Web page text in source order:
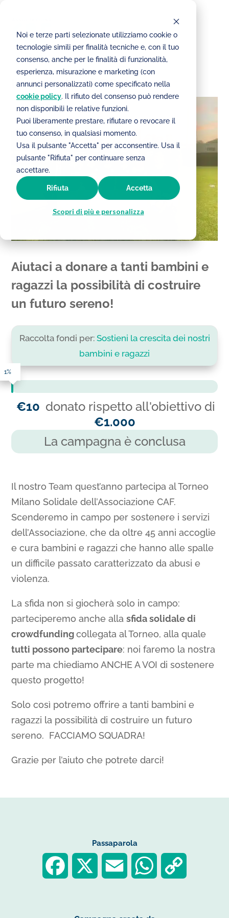
Noi e terze parti selezionate utilizziamo cookie o
tecnologie simili per finalità tecniche e, con il tuo
consenso, anche per le finalità di funzionalità,
esperienza, misurazione e marketing (con
annunci personalizzati) come specificato nella
cookie policy. Il rifiuto del consenso può rendere
non disponibili le relative funzioni.
Puoi liberamente prestare, rifiutare o revocare il
tuo consenso, in qualsiasi momento.
Usa il pulsante "Accetta" per acconsentire. Usa il
pulsante "Rifiuta" per continuare senza
accettare.
Scopri di più e personalizza
Accetta
Rifiuta
La squadra di RSM
Aiutaci a donare a tanti bambini e
ragazzi la possibilità di costruire
un futuro sereno!
Raccolta fondi per: Sostieni la crescita dei nostri
bambini e ragazzi
1%
€10 donato rispetto all'obiettivo di
€1.000
La campagna è conclusa
Il nostro Team quest’anno partecipa al Torneo
Milano Solidale dell’Associazione CAF.
Scenderemo in campo per sostenere i servizi
dell’Associazione, che da oltre 45 anni accoglie
e cura bambini e ragazzi che hanno alle spalle
un difficile passato caratterizzato da abusi e
violenza.
La sfida non si giocherà solo in campo:
parteciperemo anche allasfida solidale di
crowdfundingcollegata al Torneo, alla quale
tutti possono partecipare: noi faremo la nostra
parte ma chiediamo ANCHE A VOI di sostenere
questo progetto!
Solo così potremo offrire a tanti bambini e
ragazzi la possibilità di costruire un futuro
sereno. FACCIAMO SQUADRA!
Grazie per l’aiuto che potrete darci!
Passaparola